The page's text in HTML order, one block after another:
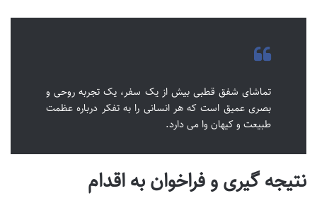
تماشای شفق قطبی بیش از یک سفر، یک تجربه روحی و
بصری عمیق است که هر انسانی را به تفکر درباره عظمت
طبیعت و کیهان وا می دارد.
نتیجه گیری و فراخوان به اقدام